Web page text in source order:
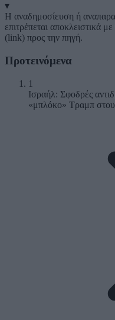
▾
Η αναδημοσίευση ή
επιτρέπεται αποκλειστικά
(link) προς την πηγή.
Προτεινόμενα
1
Ισραήλ: Σφοδρές
«μπλόκο» Τραμπ